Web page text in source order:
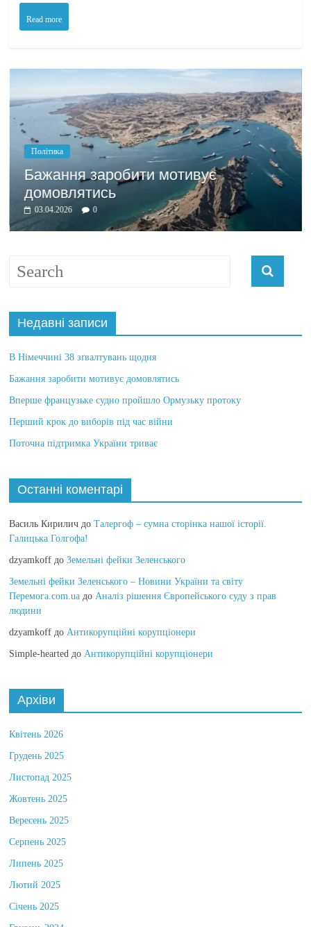
Read more
Політика
Бажання заробити мотивує
домовлятись
03.04.2026 0
Недавні записи
В Німеччині 38 зґвалтувань щодня
Бажання заробити мотивує домовлятись
Вперше французьке судно пройшло Ормузьку протоку
Перший крок до виборів під час війни
Поточна підтримка України триває
Останні коментарі
Василь Кирилич доТалергоф – сумна сторінка нашої історії.
Галицька Голгофа!
dzyamkoff доЗемельні фейки Зеленського
Земельні фейки Зеленського – Новини України та світу
Перемога.com.ua доАналіз рішення Європейського суду з прав
людини
dzyamkoff доАнтикорупційні корупціонери
Simple-hearted доАнтикорупційні корупціонери
Архіви
Квітень 2026
Грудень 2025
Листопад 2025
Жовтень 2025
Вересень 2025
Серпень 2025
Липень 2025
Лютий 2025
Січень 2025